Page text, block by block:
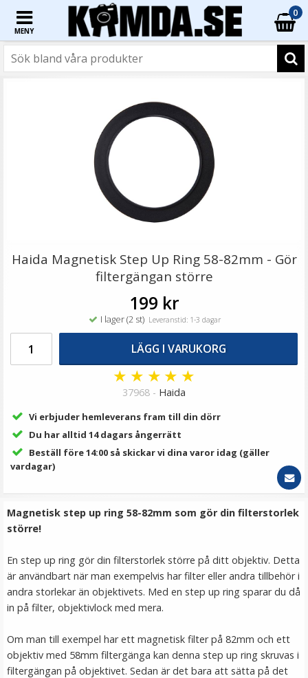
MENY
0
69 kr
LÄGG I VARUKORG
Step Up Ring 62-77mm - Gör filtergängan större
★★★★★
69 kr
Haida Magnetisk Step Up Ring 58-82mm - Gör
filtergängan större
199 kr
I lager (2 st) Leveranstid: 1-3 dagar
LÄGG I VARUKORG
★ ★ ★ ★ ★
37968 - Haida
Vi erbjuder hemleverans fram till din dörr
Du har alltid 14 dagars ångerrätt
Beställ före 14:00 så skickar vi dina varor idag (gäller
vardagar)
Magnetisk step up ring 58-82mm som gör din filterstorlek
större!
En step up ring gör din filterstorlek större på ditt objektiv. Detta
är användbart när man exempelvis har filter eller andra tillbehör i
andra storlekar än objektivets. Med en step up ring sparar du då
in på filter, objektivlock med mera.
Om man till exempel har ett magnetisk filter på 82mm och ett
objektiv med 58mm filtergänga kan denna step up ring skruvas i
filtergängan på objektivet. Sedan är det bara att sätta på det